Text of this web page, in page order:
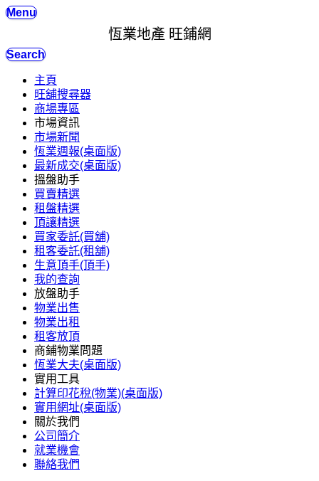
Menu
恆業地產 旺鋪網
Search
主頁
旺舖搜尋器
商場專區
市場資訊
市場新聞
恆業週報(桌面版)
最新成交(桌面版)
搵盤助手
買賣精選
租盤精選
頂讓精選
買家委託(買舖)
租客委託(租舖)
生意頂手(頂手)
我的查詢
放盤助手
物業出售
物業出租
租客放頂
商鋪物業問題
恆業大夫(桌面版)
實用工具
計算印花稅(物業)(桌面版)
實用網址(桌面版)
關於我們
公司簡介
就業機會
聯絡我們